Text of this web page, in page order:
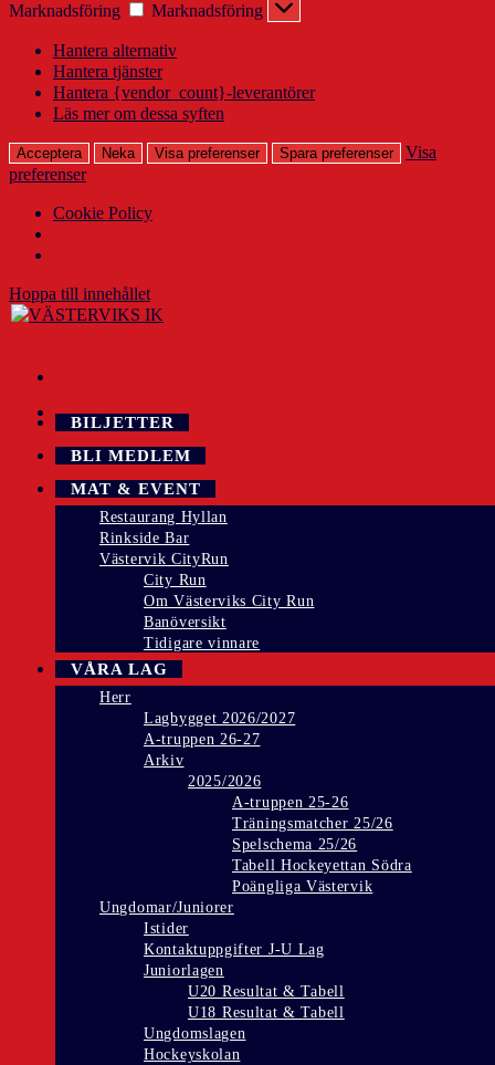
Marknadsföring
Marknadsföring
Hantera alternativ
Hantera tjänster
Hantera {vendor_count}-leverantörer
Läs mer om dessa syften
Acceptera Neka Visa preferenser Spara preferenser
Visa
preferenser
Cookie Policy
Hoppa till innehållet
BILJETTER
BLI MEDLEM
MAT & EVENT
Restaurang Hyllan
Rinkside Bar
Västervik CityRun
City Run
Om Västerviks City Run
Banöversikt
Tidigare vinnare
VÅRA LAG
Herr
Lagbygget 2026/2027
A-truppen 26-27
Arkiv
2025/2026
A-truppen 25-26
Träningsmatcher 25/26
Spelschema 25/26
Tabell Hockeyettan Södra
Poängliga Västervik
Ungdomar/Juniorer
Istider
Kontaktuppgifter J-U Lag
Juniorlagen
U20 Resultat & Tabell
U18 Resultat & Tabell
Ungdomslagen
Hockeyskolan